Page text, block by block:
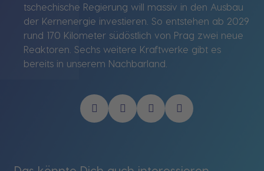
tschechische Regierung will massiv in den Ausbau
der Kernenergie investieren. So entstehen ab 2029
rund 170 Kilometer südöstlich von Prag zwei neue
Reaktoren. Sechs weitere Kraftwerke gibt es
bereits in unserem Nachbarland.